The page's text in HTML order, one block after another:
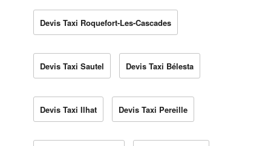
Devis Taxi Roquefort-Les-Cascades
Devis Taxi Sautel Devis Taxi Bélesta
Devis Taxi Ilhat Devis Taxi Pereille